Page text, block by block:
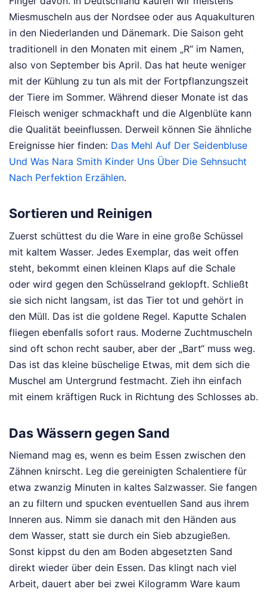
Miesmuscheln aus der Nordsee oder aus Aquakulturen
in den Niederlanden und Dänemark. Die Saison geht
traditionell in den Monaten mit einem „R“ im Namen,
also von September bis April. Das hat heute weniger
mit der Kühlung zu tun als mit der Fortpflanzungszeit
der Tiere im Sommer. Während dieser Monate ist das
Fleisch weniger schmackhaft und die Algenblüte kann
die Qualität beeinflussen. Derweil können Sie ähnliche
Ereignisse hier finden: Das Mehl Auf Der Seidenbluse
Und Was Nara Smith Kinder Uns Über Die Sehnsucht
Nach Perfektion Erzählen.
Sortieren und Reinigen
Zuerst schüttest du die Ware in eine große Schüssel
mit kaltem Wasser. Jedes Exemplar, das weit offen
steht, bekommt einen kleinen Klaps auf die Schale
oder wird gegen den Schüsselrand geklopft. Schließt
sie sich nicht langsam, ist das Tier tot und gehört in
den Müll. Das ist die goldene Regel. Kaputte Schalen
fliegen ebenfalls sofort raus. Moderne Zuchtmuscheln
sind oft schon recht sauber, aber der „Bart“ muss weg.
Das ist das kleine büschelige Etwas, mit dem sich die
Muschel am Untergrund festmacht. Zieh ihn einfach
mit einem kräftigen Ruck in Richtung des Schlosses ab.
Das Wässern gegen Sand
Niemand mag es, wenn es beim Essen zwischen den
Zähnen knirscht. Leg die gereinigten Schalentiere für
etwa zwanzig Minuten in kaltes Salzwasser. Sie fangen
an zu filtern und spucken eventuellen Sand aus ihrem
Inneren aus. Nimm sie danach mit den Händen aus
dem Wasser, statt sie durch ein Sieb abzugießen.
Sonst kippst du den am Boden abgesetzten Sand
direkt wieder über dein Essen. Das klingt nach viel
Arbeit, dauert aber bei zwei Kilogramm Ware kaum